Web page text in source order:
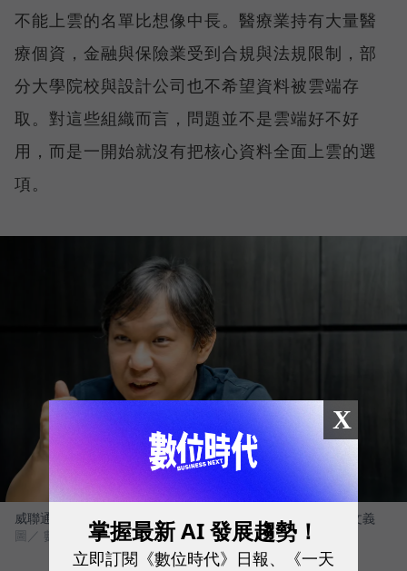
不能上雲的名單比想像中長。醫療業持有大量醫
療個資，金融與保險業受到合規與法規限制，部
分大學院校與設計公司也不希望資料被雲端存
取。對這些組織而言，問題並不是雲端好不好
用，而是一開始就沒有把核心資料全面上雲的選
項。
威聯通科技（QNAP）總經理暨威強電集團（IEI）董事長 劉文義
圖／ 數位時代
X
掌握最新 AI 發展趨勢！
立即訂閱《數位時代》日報、《一天